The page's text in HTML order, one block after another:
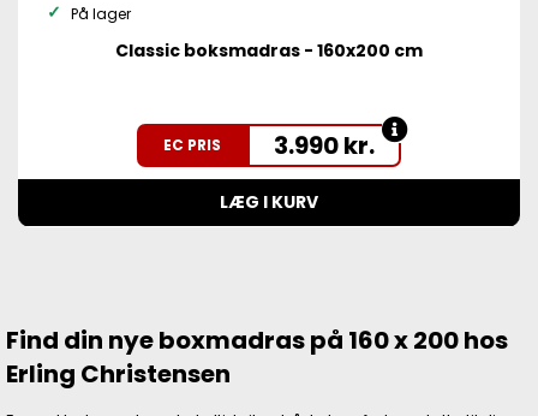
På lager
Classic boksmadras - 160x200 cm
EC PRIS 3.990kr.
LÆG I KURV
Find din nye boxmadras på 160 x 200 hos
Erling Christensen